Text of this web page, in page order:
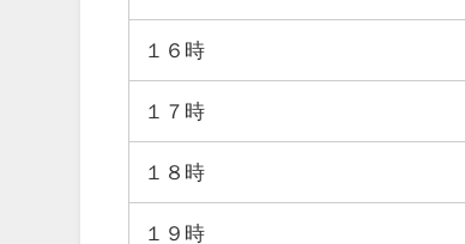
１６時
１７時
１８時
１９時